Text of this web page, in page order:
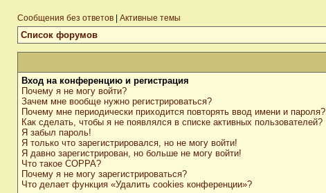
Сообщения без ответов Активные темы
Список форумов
Вход на конференцию и регистрация
Почему я не могу войти?
Зачем мне вообще нужно регистрироваться?
Почему мне периодически приходится повторять ввод имени и пароля?
Как сделать, чтобы я не появлялся в списке активных пользователей?
Я забыл пароль!
Я только что зарегистрировался, но не могу войти!
Я давно зарегистрирован, но больше не могу войти!
Что такое COPPA?
Почему я не могу зарегистрироваться?
Что делает функция «Удалить cookies конференции»?